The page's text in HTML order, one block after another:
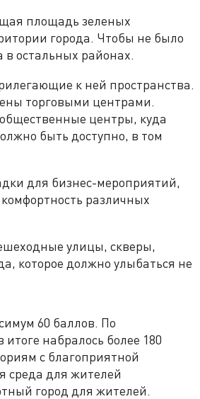
площадь зеленых
города. Чтобы не было
остальных районах.
к ней пространства.
торговыми центрами.
центры, куда
быть доступно, в том
для бизнес-мероприятий,
различных
улицы, скверы,
которое должно улыбаться не
60 баллов. По
набралось более 180
с благоприятной
среда для жителей
город для жителей.